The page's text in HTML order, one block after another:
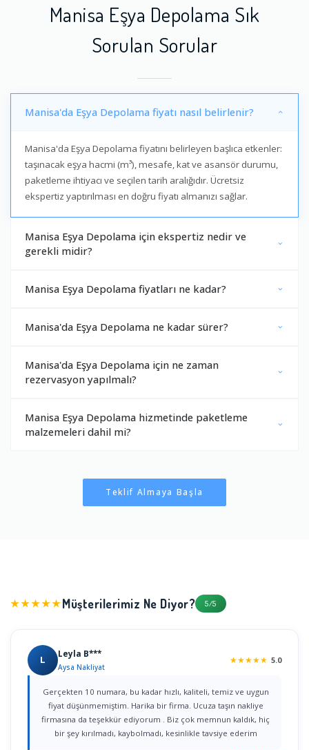
Manisa Eşya Depolama Sık
Sorulan Sorular
Manisa'da Eşya Depolama fiyatı nasıl belirlenir?
Manisa'da Eşya Depolama fiyatını belirleyen başlıca etkenler:
taşınacak eşya hacmi (m³), mesafe, kat ve asansör durumu,
paketleme ihtiyacı ve seçilen tarih aralığıdır. Ücretsiz
ekspertiz yaptırılması en doğru fiyatı almanızı sağlar.
Manisa Eşya Depolama için ekspertiz nedir ve
gerekli midir?
Manisa Eşya Depolama fiyatları ne kadar?
Manisa'da Eşya Depolama ne kadar sürer?
Manisa'da Eşya Depolama için ne zaman
rezervasyon yapılmalı?
Manisa Eşya Depolama hizmetinde paketleme
malzemeleri dahil mi?
Teklif Almaya Başla
★★★★★Müşterilerimiz Ne Diyor? 5/5
L Leyla B***
Aysa Nakliyat
★★★★★ 5.0
Gerçekten 10 numara, bu kadar hızlı, kaliteli, temiz ve uygun
fiyat düşünmemiştim. Harika bir firma. Ucuza taşın nakliye
firmasına da teşekkür ediyorum . Biz çok memnun kaldık, hiç
bir şey kırılmadı, kaybolmadı, kesinlikle tavsiye ederim